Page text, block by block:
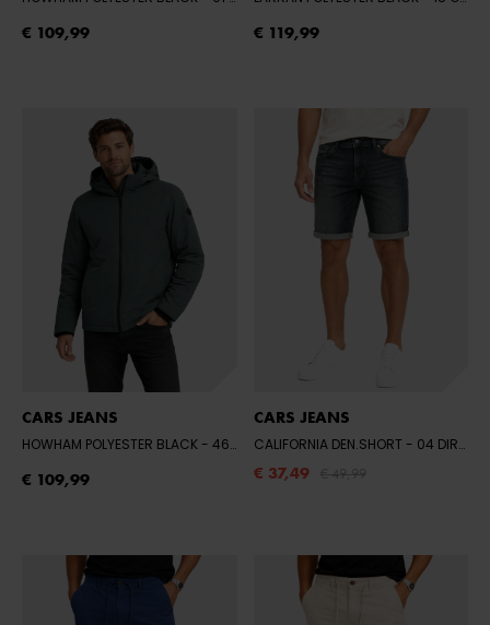
€ 109,99 € 119,99
CARS JEANS
HOWHAM POLYESTER BLACK - 46 BOTTLE
€ 109,99
CARS JEANS
CALIFORNIA DEN.SHORT - 04 DIRTY USED
€ 37,49